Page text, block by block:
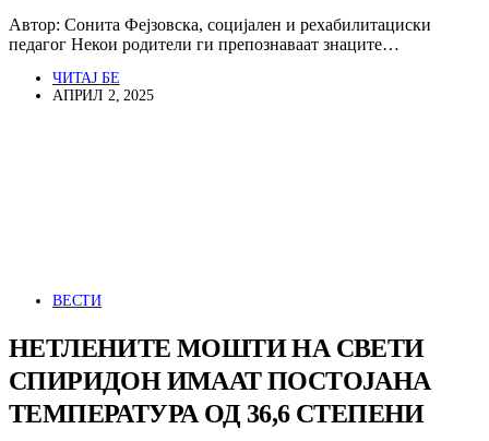
Автор: Сонита Фејзовска, социјален и рехабилитациски
педагог Некои родители ги препознаваат знаците…
ЧИТАЈ БЕ
АПРИЛ 2, 2025
ВЕСТИ
НЕТЛЕНИТЕ МОШТИ НА СВЕТИ
СПИРИДОН ИМААТ ПОСТОЈАНА
ТЕМПЕРАТУРА ОД 36,6 СТЕПЕНИ